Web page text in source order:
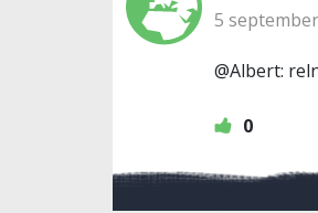
5
@Albert:
0